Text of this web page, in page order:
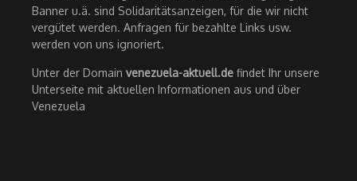
Banner u.ä. sind Solidaritätsanzeigen, für die wir nicht
vergütet werden. Anfragen für bezahlte Links usw.
werden von uns ignoriert.
Unter der Domain venezuela-aktuell.de findet Ihr unsere
Unterseite mit aktuellen Informationen aus und über
Venezuela